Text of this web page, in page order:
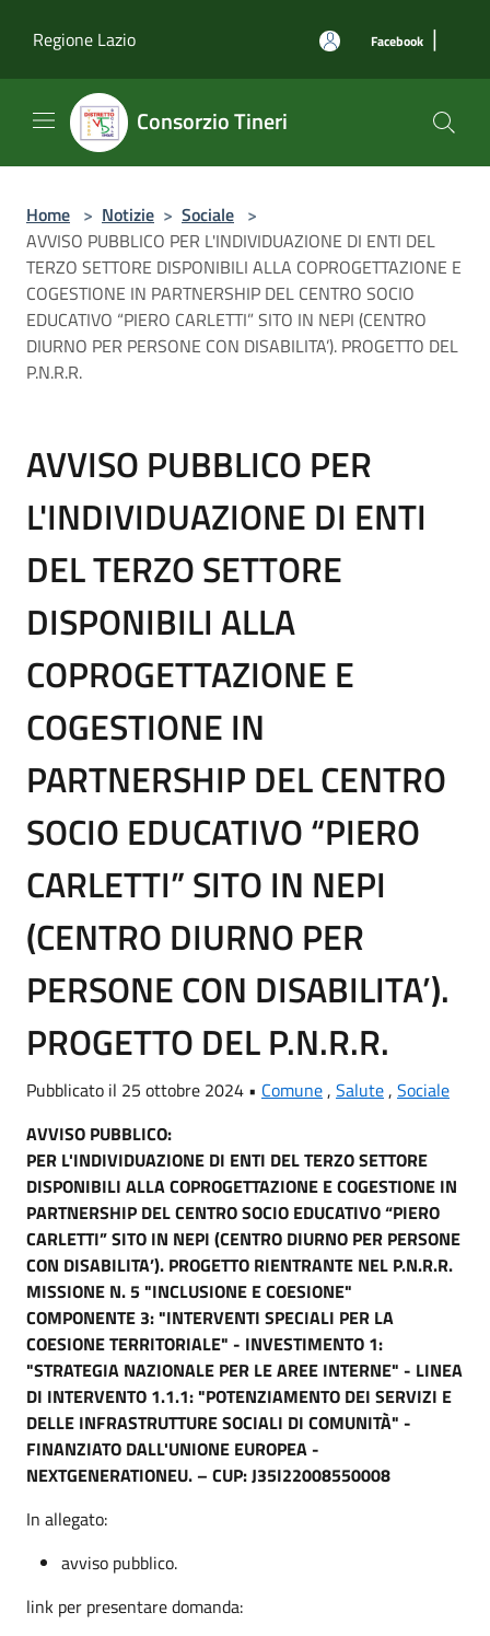
Regione Lazio
Facebook |
Consorzio Tineri
Home > Notizie > Sociale >
AVVISO PUBBLICO PER L'INDIVIDUAZIONE DI ENTI DEL
TERZO SETTORE DISPONIBILI ALLA COPROGETTAZIONE E
COGESTIONE IN PARTNERSHIP DEL CENTRO SOCIO
EDUCATIVO “PIERO CARLETTI” SITO IN NEPI (CENTRO
DIURNO PER PERSONE CON DISABILITA’). PROGETTO DEL
P.N.R.R.
AVVISO PUBBLICO PER
L'INDIVIDUAZIONE DI ENTI
DEL TERZO SETTORE
DISPONIBILI ALLA
COPROGETTAZIONE E
COGESTIONE IN
PARTNERSHIP DEL CENTRO
SOCIO EDUCATIVO “PIERO
CARLETTI” SITO IN NEPI
(CENTRO DIURNO PER
PERSONE CON DISABILITA’).
PROGETTO DEL P.N.R.R.
Pubblicato il 25 ottobre 2024 • Comune, Salute, Sociale
AVVISO PUBBLICO:
PER L'INDIVIDUAZIONE DI ENTI DEL TERZO SETTORE
DISPONIBILI ALLA COPROGETTAZIONE E COGESTIONE IN
PARTNERSHIP DEL CENTRO SOCIO EDUCATIVO “PIERO
CARLETTI” SITO IN NEPI (CENTRO DIURNO PER PERSONE
CON DISABILITA’). PROGETTO RIENTRANTE NEL P.N.R.R.
MISSIONE N. 5 "INCLUSIONE E COESIONE"
COMPONENTE 3: "INTERVENTI SPECIALI PER LA
COESIONE TERRITORIALE" - INVESTIMENTO 1:
"STRATEGIA NAZIONALE PER LE AREE INTERNE" - LINEA
DI INTERVENTO 1.1.1: "POTENZIAMENTO DEI SERVIZI E
DELLE INFRASTRUTTURE SOCIALI DI COMUNITÀ" -
FINANZIATO DALL'UNIONE EUROPEA -
NEXTGENERATIONEU. – CUP: J35I22008550008
In allegato:
avviso pubblico.
link per presentare domanda: